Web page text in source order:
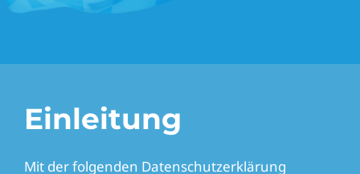
Einleitung
Mit der folgenden Datenschutzerklärung